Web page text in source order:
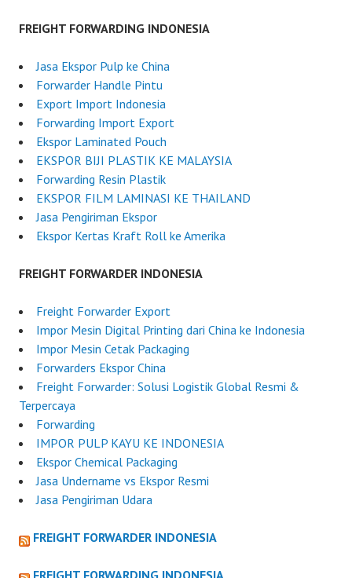
FREIGHT FORWARDING INDONESIA
Jasa Ekspor Pulp ke China
Forwarder Handle Pintu
Export Import Indonesia
Forwarding Import Export
Ekspor Laminated Pouch
EKSPOR BIJI PLASTIK KE MALAYSIA
Forwarding Resin Plastik
EKSPOR FILM LAMINASI KE THAILAND
Jasa Pengiriman Ekspor
Ekspor Kertas Kraft Roll ke Amerika
FREIGHT FORWARDER INDONESIA
Freight Forwarder Export
Impor Mesin Digital Printing dari China ke Indonesia
Impor Mesin Cetak Packaging
Forwarders Ekspor China
Freight Forwarder: Solusi Logistik Global Resmi &
Terpercaya
Forwarding
IMPOR PULP KAYU KE INDONESIA
Ekspor Chemical Packaging
Jasa Undername vs Ekspor Resmi
Jasa Pengiriman Udara
FREIGHT FORWARDER INDONESIA